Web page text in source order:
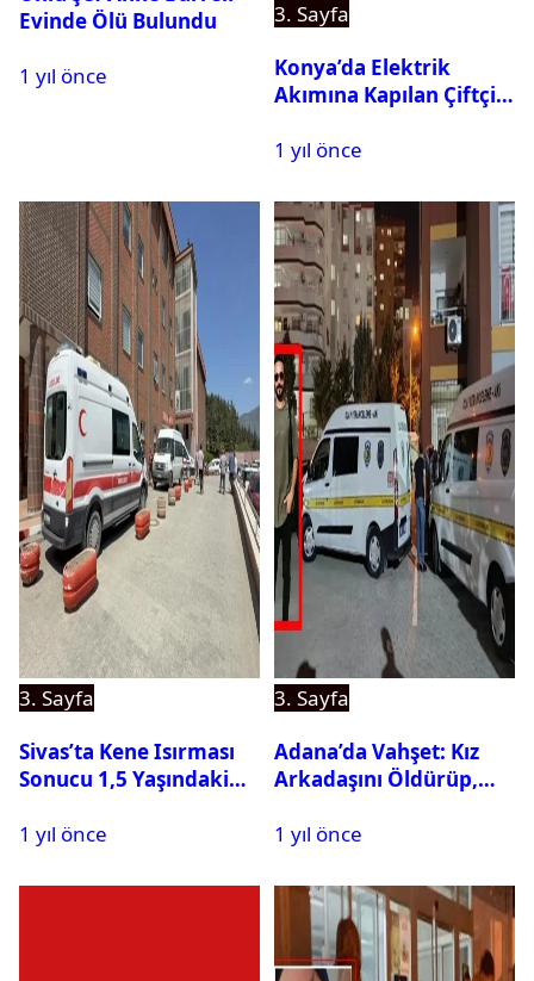
Evinde Ölü Bulundu
1 yıl önce
3. Sayfa
Konya’da Elektrik
Akımına Kapılan Çiftçi
1 yıl önce
3. Sayfa
Sivas’ta Kene Isırması
Sonucu 1,5 Yaşındaki
Kaybetti
1 yıl önce
3. Sayfa
Adana’da Vahşet: Kız
Arkadaşını Öldürüp,
1 yıl önce